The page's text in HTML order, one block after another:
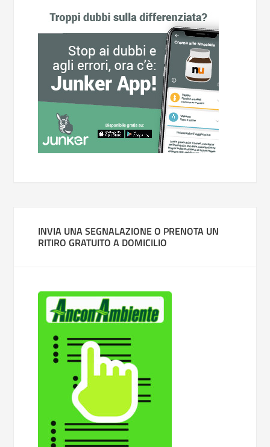
INVIA UNA SEGNALAZIONE O PRENOTA UN
RITIRO GRATUITO A DOMICILIO